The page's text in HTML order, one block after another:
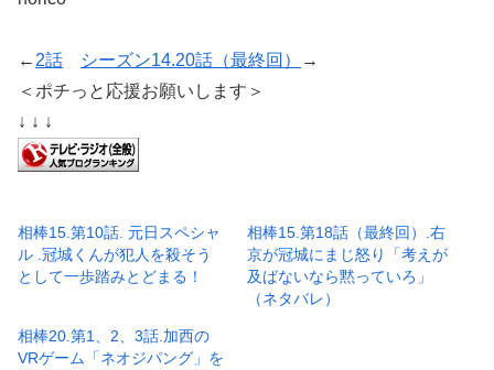
← 2話 シーズン14.20話（最終回）
→
＜ポチっと応援お願いします＞
↓ ↓ ↓
相棒15.第10話. 元日スペシャ
ル .冠城くんが犯人を殺そう
として一歩踏みとどまる！
相棒15.第18話（最終回）.右
京が冠城にまじ怒り「考えが
及ばないなら黙っていろ」
（ネタバレ）
相棒20.第1、2、3話.加西の
VRゲーム「ネオジパング」を